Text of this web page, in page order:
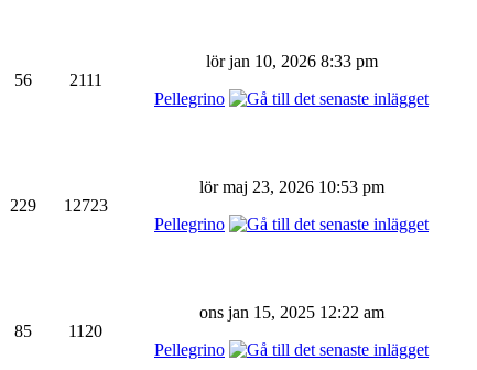
56 2111
lör jan 10, 2026 8:33 pm
Pellegrino
229 12723
lör maj 23, 2026 10:53 pm
Pellegrino
85 1120
ons jan 15, 2025 12:22 am
Pellegrino